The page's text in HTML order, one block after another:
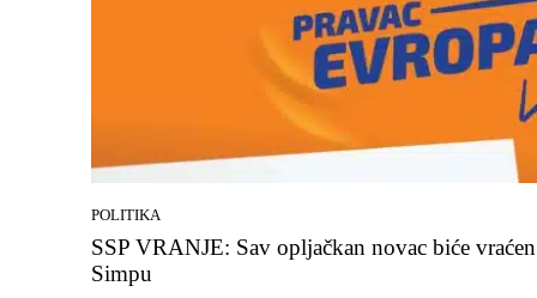
POLITIKA
SSP VRANJE: Sav opljačkan novac biće vraćen
Simpu